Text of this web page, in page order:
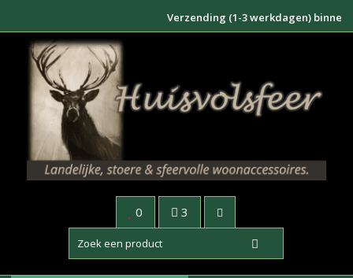
inhoud
Verzending (1-3 werkdagen) binnen NL
0 3